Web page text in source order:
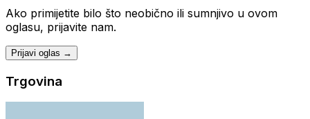
Ako primijetite bilo što neobično ili sumnjivo u ovom
oglasu, prijavite nam.
Prijavi oglas →
Trgovina